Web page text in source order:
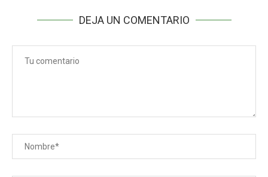
DEJA UN COMENTARIO